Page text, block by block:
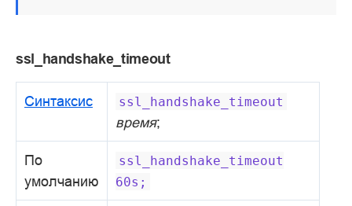
ssl_handshake_timeout
Синтаксис ssl_handshake_timeout
время;
По
умолчанию
ssl_handshake_timeout
60s;